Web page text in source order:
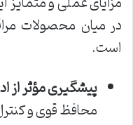
در میان محصولات
است.
پیشگیری مؤثر از
محافظ قوی و